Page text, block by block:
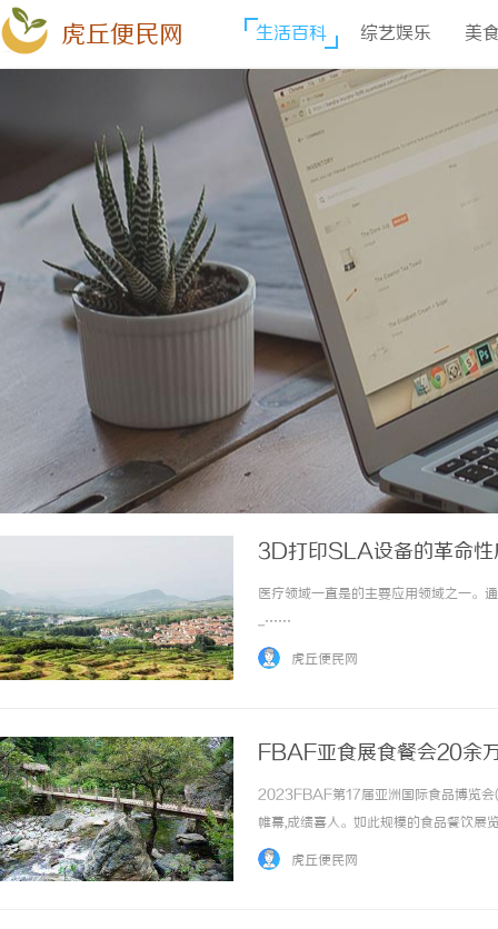
虎丘便民网 生活百科 综艺娱乐 美
3D打印SLA设备的革命性
医疗领域一直是的主要应用领域之一。
...……
虎丘便民网
FBAF亚食展食餐会20余
2023FBAF第17届亚洲国际食品博览会
帷幕,成绩喜人。如此规模的食品餐饮展
家和地区1800+企业携上万件新品重磅
虎丘便民网